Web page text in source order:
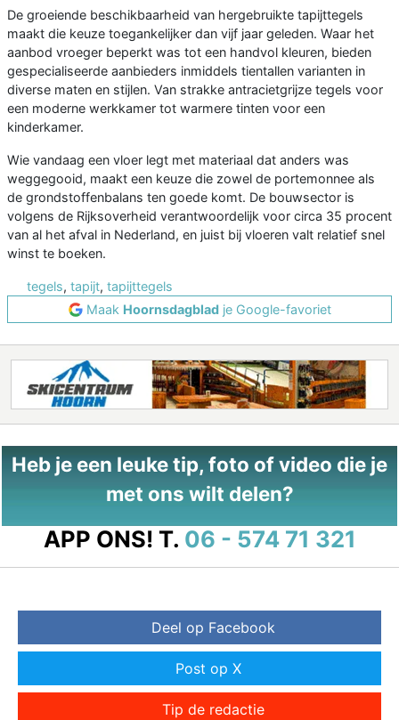
De groeiende beschikbaarheid van hergebruikte tapijttegels
maakt die keuze toegankelijker dan vijf jaar geleden. Waar het
aanbod vroeger beperkt was tot een handvol kleuren, bieden
gespecialiseerde aanbieders inmiddels tientallen varianten in
diverse maten en stijlen. Van strakke antracietgrijze tegels voor
een moderne werkkamer tot warmere tinten voor een
kinderkamer.
Wie vandaag een vloer legt met materiaal dat anders was
weggegooid, maakt een keuze die zowel de portemonnee als
de grondstoffenbalans ten goede komt. De bouwsector is
volgens de Rijksoverheid verantwoordelijk voor circa 35 procent
van al het afval in Nederland, en juist bij vloeren valt relatief snel
winst te boeken.
tegels, tapijt, tapijttegels
Maak Hoornsdagbladje Google-favoriet
Heb je een leuke tip, foto of video die je
met ons wilt delen?
APP ONS! T. 06 - 574 71 321
Deel op Facebook
Post op X
Tip de redactie